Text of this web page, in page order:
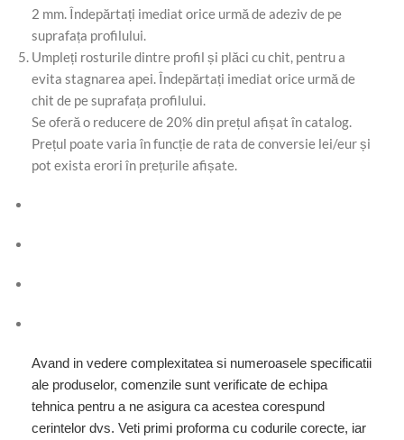
2 mm. Îndepărtați imediat orice urmă de adeziv de pe
suprafața profilului.
Umpleți rosturile dintre profil și plăci cu chit, pentru a
evita stagnarea apei. Îndepărtați imediat orice urmă de
chit de pe suprafața profilului.
Se oferă o reducere de 20% din prețul afișat în catalog.
Prețul poate varia în funcție de rata de conversie lei/eur și
pot exista erori în prețurile afișate.
Avand in vedere complexitatea si numeroasele specificatii
ale produselor, comenzile sunt verificate de echipa
tehnica pentru a ne asigura ca acestea corespund
cerintelor dvs. Veti primi proforma cu codurile corecte, iar